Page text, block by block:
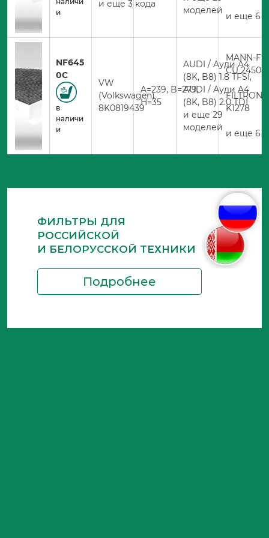
и
и еще 3 кода
моделей
и еще 6
NF645
0C
в
наличи
и
VW
(Volkswagen)
8K0819439
A=239, B=279,
H=35
AUDI / Ауди A4
(8K, B8) 1.8 TFSI,
AUDI / Ауди A4
(8K, B8) 2.0 TDI
и еще 29
моделей
MANN-
CU 2450
FILTRON
K1278
и еще 6
ФИЛЬТРЫ ДЛЯ
РОССИЙСКОЙ
И БЕЛОРУССКОЙ ТЕХНИКИ
Подробнее